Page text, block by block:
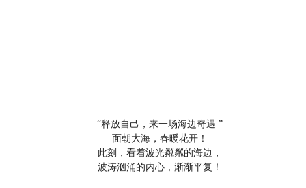
“释放自己，来一场海边奇遇 ”
面朝大海，春暖花开！
此刻，看着波光粼粼的海边，
波涛汹涌的内心，渐渐平复！